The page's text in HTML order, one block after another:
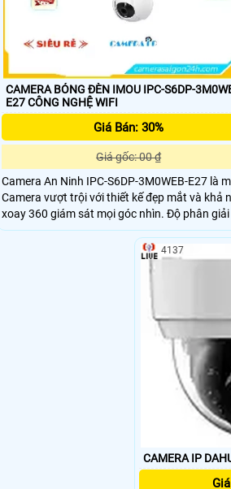
CAMERA BÓNG ĐÈN IMOU IPC-S6DP-
E27 CÔNG NGHỆ WIFI
Giá Bán: 30%
Giá gốc: 00 ₫
Camera An Ninh IPC-S6DP-3M0WEB-E27 là
Camera vượt trội với thiết kế đẹp mắt và khả
xoay 360 giám sát mọi góc nhìn. Độ phân giải Ultra
2k lite mang đến hình ảnh sắc nét và chi tiết. Sản
phẩm tích hợp công nghệ IP Wifi, giúp bạn dễ
kết nối và xem trực tiếp qua điện thoại di động
CAMERA IP
4137